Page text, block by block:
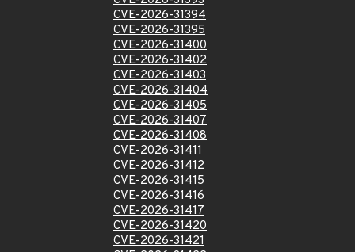
CVE-2026-31394
CVE-2026-31395
CVE-2026-31400
CVE-2026-31402
CVE-2026-31403
CVE-2026-31404
CVE-2026-31405
CVE-2026-31407
CVE-2026-31408
CVE-2026-31411
CVE-2026-31412
CVE-2026-31415
CVE-2026-31416
CVE-2026-31417
CVE-2026-31420
CVE-2026-31421